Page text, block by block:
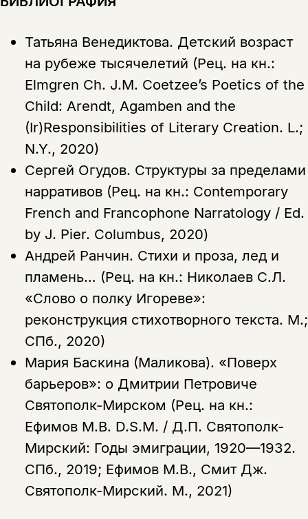
Татьяна Венедиктова. Детский возраст
на рубеже тысячелетий (Рец. на кн.:
Elmgren Ch. J.M. Coetzee’s Poetics of the
Child: Arendt, Agamben and the
(Ir)Responsibilities of Literary Creation. L.;
N.Y., 2020)
Сергей Огудов. Структуры за пределами
нарративов (Рец. на кн.: Contemporary
French and Francophone Narratology / Ed.
by J. Pier. Columbus, 2020)
Андрей Ранчин. Стихи и проза, лед и
пламень… (Рец. на кн.: Николаев С.Л.
«Слово о полку Игореве»:
реконструкция стихотворного текста. М.;
СПб., 2020)
Мария Баскина (Маликова). «Поверх
барьеров»: о Дмитрии Петровиче
Святополк-Мирском (Рец. на кн.:
Ефимов М.В. D.S.M. / Д.П. Святополк-
Мирский: Годы эмиграции, 1920—1932.
СПб., 2019; Ефимов М.В., Смит Дж.
Святополк-Мирский. М., 2021)